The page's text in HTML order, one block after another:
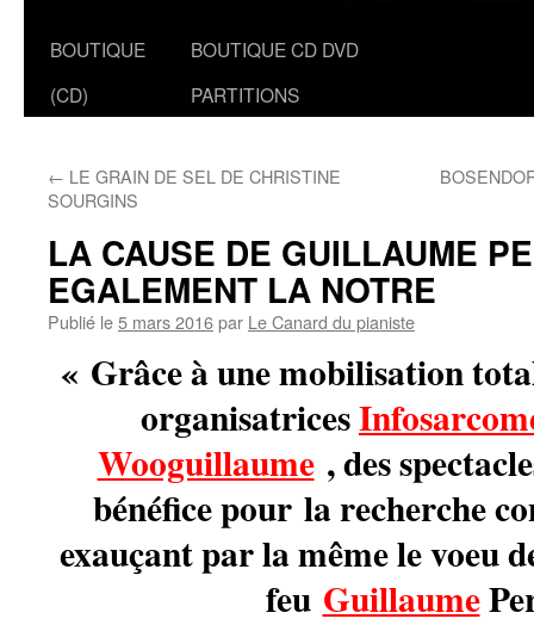
Aller
BOUTIQUE
(CD)
BOUTIQUE CD DVD
PARTITIONS
← LE GRAIN DE SEL DE CHRISTINE
SOURGINS
LA CAUSE DE GUILLAUME
EGALEMENT LA NOTRE
Publié le5 mars 2016par Le Canard du pianiste
« Grâce à une mobilisation
organisatrices
Wooguillaume, des
bénéfice pour la recherche
exauçant par la même le voeu
feu Guillaume